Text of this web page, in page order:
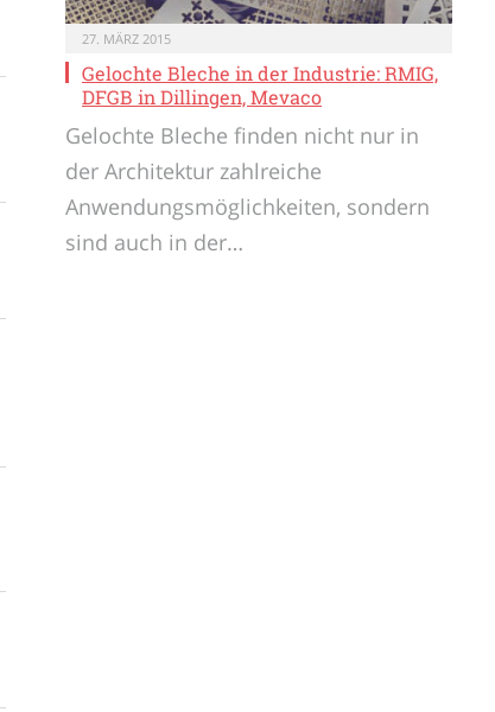
27. MÄRZ 2015
Gelochte Bleche in der Industrie: RMIG,
DFGB in Dillingen, Mevaco
Gelochte Bleche finden nicht nur in
der Architektur zahlreiche
Anwendungsmöglichkeiten, sondern
sind auch in der…